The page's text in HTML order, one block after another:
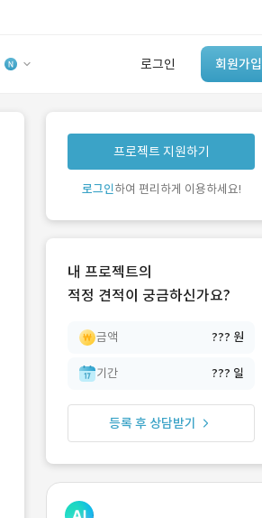
로그인 회원가입
유사사례 검색 AI
‘이런 거’ 만들어본
개발 회사 있어?
프로젝트 지원하기
로그인하여 편리하게 이용하세요!
내 프로젝트의
적정 견적이 궁금하신가요?
금액 ??? 원
기간 ??? 일
등록 후 상담받기